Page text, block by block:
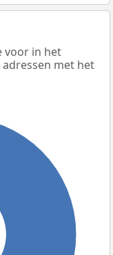
voor in het
adressen met het